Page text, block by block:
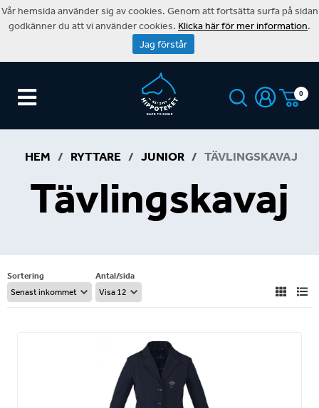
0
HEM / RYTTARE / JUNIOR / TÄVLINGSKAVAJ
Tävlingskavaj
Sortering Antal/sida
Vår hemsida använder sig av cookies. Genom att fortsätta surfa på sidan
godkänner du att vi använder cookies. Klicka här för mer information.
Jag förstår